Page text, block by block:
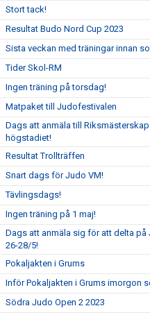
Stort tack!
Resultat Budo Nord Cup 2023
Sista veckan med träningar innan
Tider Skol-RM
Ingen träning på torsdag!
Matpaket till Judofestivalen
Dags att anmäla till
högstadiet!
Resultat Trollträffen
Snart dags för Judo VM!
Tävlingsdags!
Ingen träning på 1 maj!
Dags att anmäla sig för att delta på
26-28/5!
Pokaljakten i Grums
Inför Pokaljakten i Grums imorgon
Södra Judo Open 2 2023